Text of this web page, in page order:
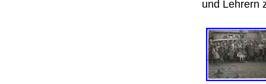
und Lehrern